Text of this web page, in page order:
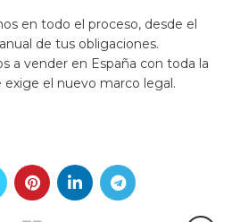
en todo el proceso, desde el
de tus obligaciones.
a vender en España con toda la
el nuevo marco legal.